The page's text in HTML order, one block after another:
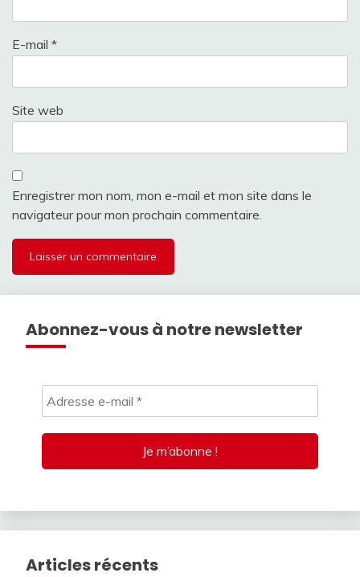
E-mail *
Site web
Enregistrer mon nom, mon e-mail et mon site dans le
navigateur pour mon prochain commentaire.
Abonnez-vous à notre newsletter
Articles récents